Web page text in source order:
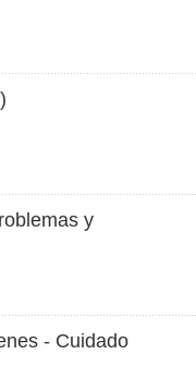
y
- Cuidado